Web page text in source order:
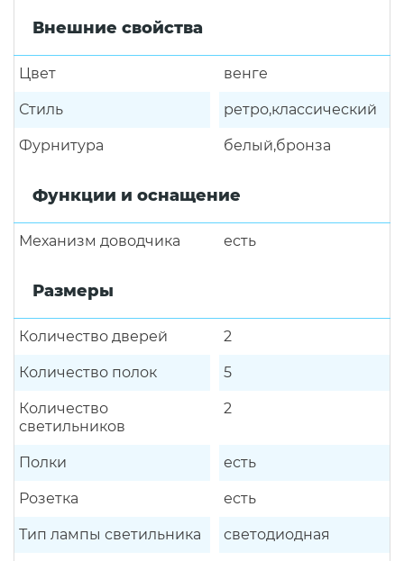
Внешние свойства
Цвет венге
Стиль ретро,классический
Фурнитура белый,бронза
Функции и оснащение
Механизм доводчика есть
Размеры
Количество дверей 2
Количество полок 5
Количество
светильников
2
Полки есть
Розетка есть
Тип лампы светильника светодиодная